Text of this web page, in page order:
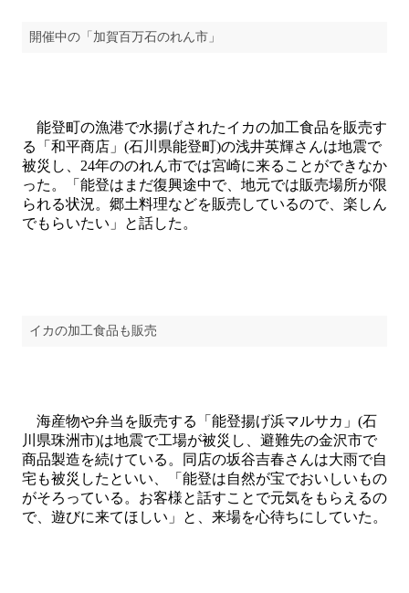
開催中の「加賀百万石のれん市」
能登町の漁港で水揚げされたイカの加工食品を販売す
る「和平商店」(石川県能登町)の浅井英輝さんは地震で
被災し、24年ののれん市では宮崎に来ることができなか
った。「能登はまだ復興途中で、地元では販売場所が限
られる状況。郷土料理などを販売しているので、楽しん
でもらいたい」と話した。
イカの加工食品も販売
海産物や弁当を販売する「能登揚げ浜マルサカ」(石
川県珠洲市)は地震で工場が被災し、避難先の金沢市で
商品製造を続けている。同店の坂谷吉春さんは大雨で自
宅も被災したといい、「能登は自然が宝でおいしいもの
がそろっている。お客様と話すことで元気をもらえるの
で、遊びに来てほしい」と、来場を心待ちにしていた。